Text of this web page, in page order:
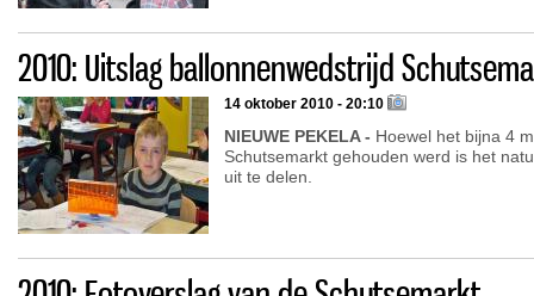
2010: Uitslag ballonnenwedstrijd
14 oktober 2010 - 20:10
NIEUWE PEKELA - Hoewel het bijna 4
Schutsemarkt gehouden werd is het
uit te delen.